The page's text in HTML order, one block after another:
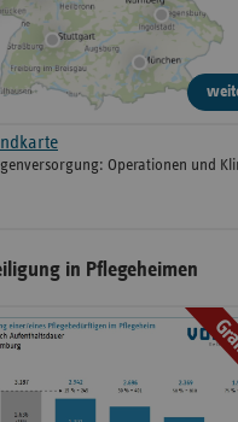
Operationen und
in Pflegeheimen